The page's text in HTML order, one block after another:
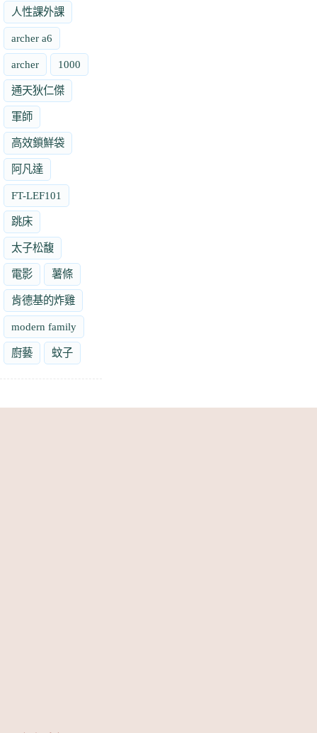
人性課外課
archer a6
archer 1000
通天狄仁傑
軍師
高效鎖鮮袋
阿凡達
FT-LEF101
跳床
太子松馥
電影 薯條
肯德基的炸雞
modern family
廚藝 蚊子